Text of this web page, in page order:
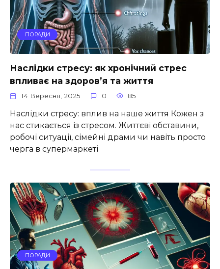
ПОРАДИ
Наслідки стресу: як хронічний стрес
впливає на здоров’я та життя
14 Вересня, 2025 0 85
Наслідки стресу: вплив на наше життя Кожен з
нас стикається із стресом. Життєві обставини,
робочі ситуації, сімейні драми чи навіть просто
черга в супермаркеті
ПОРАДИ